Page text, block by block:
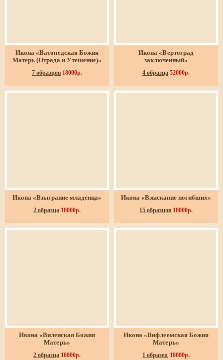
Икона «Ватопедская Божия
Матерь (Отрада и Утешение)»
7 образцов 18000р.
Икона «Вертоград
заключенный»
4 образца 52000р.
Икона «Взыграние младенца»
2 образца 18000р.
Икона «Взыскание погибших»
15 образцов 18000р.
Икона «Виленская Божия
Матерь»
2 образца 18000р.
Икона «Вифлеемская Божия
Матерь»
1 образец 18000р.